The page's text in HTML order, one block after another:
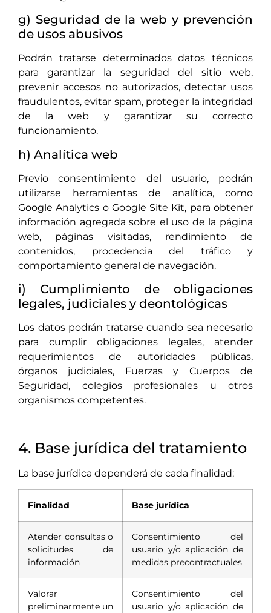
g) Seguridad de la web y prevención
de usos abusivos
Podrán tratarse determinados datos técnicos
para garantizar la seguridad del sitio web,
prevenir accesos no autorizados, detectar usos
fraudulentos, evitar spam, proteger la integridad
de la web y garantizar su correcto
funcionamiento.
h) Analítica web
Previo consentimiento del usuario, podrán
utilizarse herramientas de analítica, como
Google Analytics o Google Site Kit, para obtener
información agregada sobre el uso de la página
web, páginas visitadas, rendimiento de
contenidos, procedencia del tráfico y
comportamiento general de navegación.
i) Cumplimiento de obligaciones
legales, judiciales y deontológicas
Los datos podrán tratarse cuando sea necesario
para cumplir obligaciones legales, atender
requerimientos de autoridades públicas,
órganos judiciales, Fuerzas y Cuerpos de
Seguridad, colegios profesionales u otros
organismos competentes.
4. Base jurídica del tratamiento
La base jurídica dependerá de cada finalidad:
Finalidad Base jurídica
Atender consultas o
solicitudes de
información
Consentimiento del
usuario y/o aplicación de
medidas precontractuales
Valorar
preliminarmente un
Consentimiento del
usuario y/o aplicación de